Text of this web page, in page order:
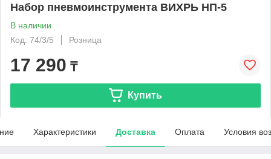
Набор пневмоинструмента ВИХРЬ НП-5
В наличии
Код: 74/3/5
Розница
17 290 ₸
Купить
Характеристики Доставка Оплата Условия